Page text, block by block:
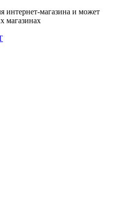
интернет-магазина и может
магазинах